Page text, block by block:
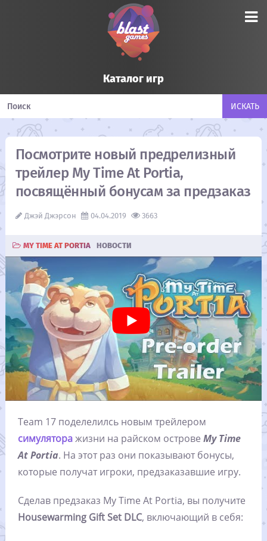
Каталог игр
Посмотрите новый предрелизный
трейлер My Time At Portia,
посвящённый бонусам за предзаказ
Джэй Джэрсон 04.04.2019 3663
MY TIME AT PORTIA НОВОСТИ
Team 17 поделелилсь новым трейлером
симуляторажизни на райском островеMy Time
At Portia. На этот раз они показывают бонусы,
которые получат игроки, предзаказавшие игру.
Сделав предзаказ My Time At Portia, вы получите
Housewarming Gift Set DLC, включающий в себя: